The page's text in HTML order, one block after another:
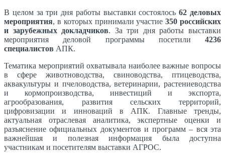
В целом за три дня работы выставки состоялось62 деловых
мероприятия, в которых принимали участие350 российских
и зарубежных докладчиков. За три дня работы выставки
мероприятия деловой программы посетили 4236
специалистов АПК.
Тематика мероприятий охватывала наиболее важные вопросы
в сфере животноводства, свиноводства, птицеводства,
аквакультуры и пчеловодства, ветеринарии, растениеводства
и кормопроизводства, инвестиций и экспорта,
агрообразования, развития сельских территорий,
цифровизации и инноваций в АПК. Главные тренды,
актуальная отраслевая аналитика, экспертные оценки и
разъяснение официальных документов и программ – вся эта
важнейшая и полезная информация была доступна
участникам и посетителям выставки АГРОС.